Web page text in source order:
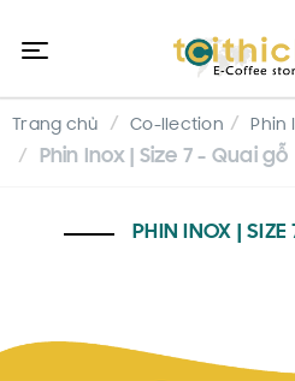
Trang chủ Co-llection Phin
Phin Inox | Size 7 - Quai gỗ
PHIN INOX |